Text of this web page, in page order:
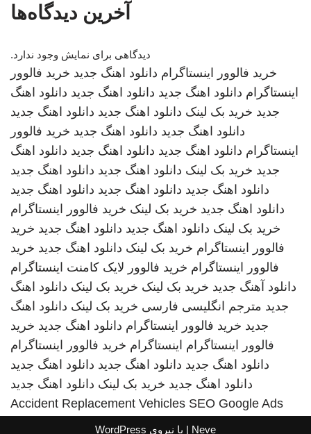
آخرین دیدگاه‌ها
دیدگاهی برای نمایش وجود ندارد.
خرید فالوور اینستاگرام دانلود اهنگ جدید خرید فالوور
اینستاگرام دانلود اهنگ جدید دانلود اهنگ جدید دانلود اهنگ
جدید خرید بک لینک دانلود اهنگ جدید دانلود اهنگ جدید
دانلود اهنگ جدید دانلود اهنگ جدید خرید فالوور
اینستاگرام دانلود اهنگ جدید دانلود اهنگ جدید دانلود اهنگ
جدید خرید بک لینک دانلود اهنگ جدید دانلود اهنگ جدید
دانلود اهنگ جدید دانلود اهنگ جدید دانلود اهنگ جدید
دانلود اهنگ جدید خرید بک لینک خرید فالوور اینستاگرام
خرید بک لینک دانلود اهنگ جدید دانلود اهنگ جدید خرید
فالوور اینستاگرام خرید بک لینک دانلود اهنگ جدید خرید
فالوور اینستاگرام خرید فالوور لایک کامنت اینستاگرام
دانلود آهنگ جدید خرید بک لینک خرید بک لینک دانلود اهنگ
جدید مترجم انگلیسی فارسی خرید بک لینک دانلود اهنگ
جدید خرید فالوور اینستاگرام دانلود اهنگ جدید خرید
فالوور اینستاگرام اینستاگرام خرید فالوور اینستاگرام
دانلود اهنگ جدید دانلود اهنگ جدید دانلود اهنگ جدید
دانلود اهنگ جدید خرید بک لینک دانلود اهنگ جدید
Accident Replacement Vehicles SEO Google Ads
Neve | با نیروی WordPress